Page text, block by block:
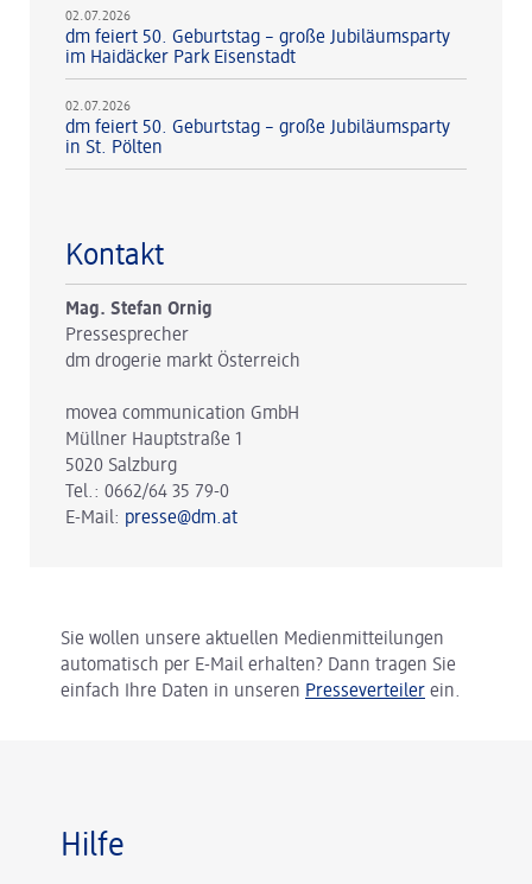
02.07.2026
dm feiert 50. Geburtstag – große Jubiläumsparty
im Haidäcker Park Eisenstadt
02.07.2026
dm feiert 50. Geburtstag – große Jubiläumsparty
in St. Pölten
Kontakt
Mag. Stefan Ornig
Pressesprecher
dm drogerie markt Österreich
movea communication GmbH
Müllner Hauptstraße 1
5020 Salzburg
Tel.: 0662/64 35 79-0
E-Mail: presse@dm.at
Sie wollen unsere aktuellen Medienmitteilungen
automatisch per E-Mail erhalten? Dann tragen Sie
einfach Ihre Daten in unseren Presseverteiler ein.
Hilfe